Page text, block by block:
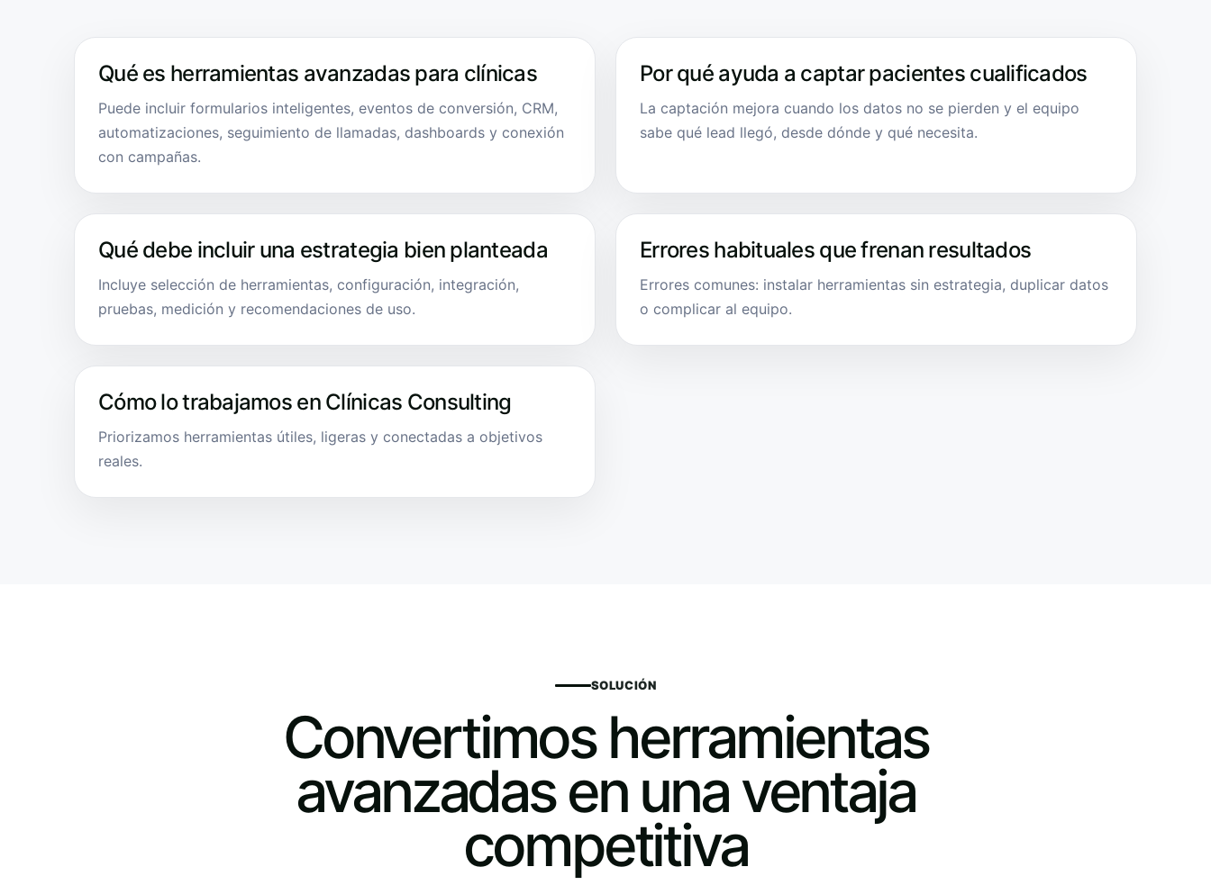
Qué es herramientas avanzadas para clínicas
Puede incluir formularios inteligentes, eventos de conversión, CRM,
automatizaciones, seguimiento de llamadas, dashboards y conexión
con campañas.
Por qué ayuda a captar pacientes cualificados
La captación mejora cuando los datos no se pierden y el equipo
sabe qué lead llegó, desde dónde y qué necesita.
Qué debe incluir una estrategia bien planteada
Incluye selección de herramientas, configuración, integración,
pruebas, medición y recomendaciones de uso.
Errores habituales que frenan resultados
Errores comunes: instalar herramientas sin estrategia, duplicar datos
o complicar al equipo.
Cómo lo trabajamos en Clínicas Consulting
Priorizamos herramientas útiles, ligeras y conectadas a objetivos
reales.
SOLUCIÓN
Convertimos herramientas
avanzadas en una ventaja
competitiva